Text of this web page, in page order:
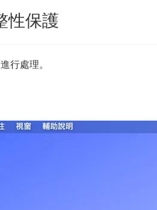
性保護
行處理。